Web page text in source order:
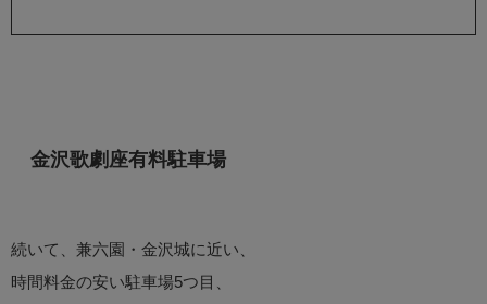
金沢歌劇座有料駐車場
続いて、兼六園・金沢城に近い、
時間料金の安い駐車場5つ目、